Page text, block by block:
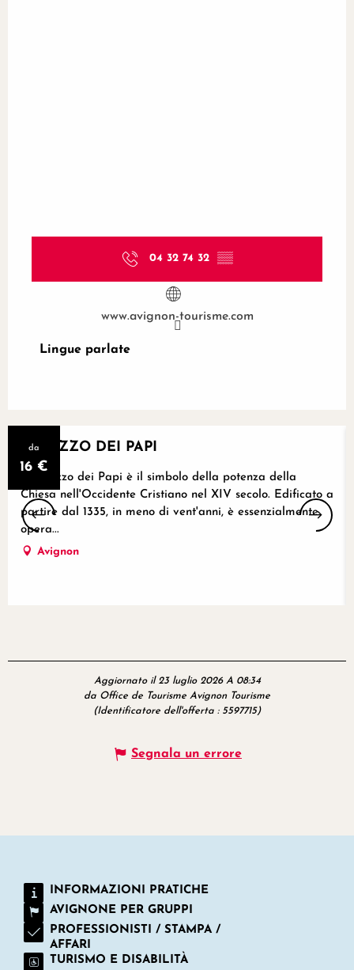
04 32 74 32 ▒▒
www.avignon-tourisme.com
Lingue parlate
Lingue parlate
da
16 €
PALAZZO DEI PAPI
Il Palazzo dei Papi è il simbolo della potenza della
Chiesa nell'Occidente Cristiano nel XIV secolo. Edificato a
partire dal 1335, in meno di vent'anni, è essenzialmente
opera...
Avignon
Aggiornato il 23 luglio 2026 A 08:34
da Office de Tourisme Avignon Tourisme
(Identificatore dell'offerta : 5597715)
Segnala un errore
INFORMAZIONI PRATICHE
AVIGNONE PER GRUPPI
PROFESSIONISTI / STAMPA /
AFFARI
TURISMO E DISABILITÀ